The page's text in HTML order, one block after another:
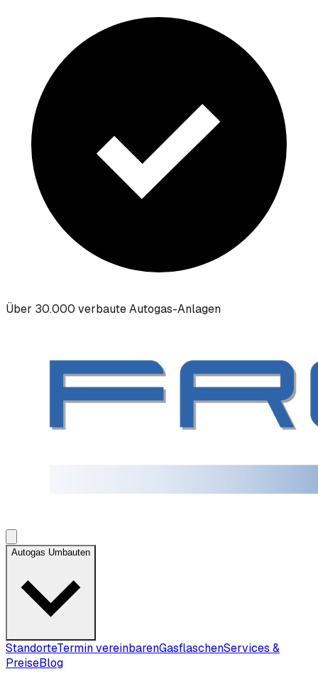
Über 30.000 verbaute Autogas-Anlagen
Autogas Umbauten
StandorteTermin vereinbarenGasflaschenServices &
PreiseBlog